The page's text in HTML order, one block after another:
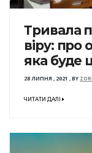
Тривала
віру: про
яка буде
28 ЛИПНЯ , 2021 ,BY
ЧИТАТИ ДАЛІ